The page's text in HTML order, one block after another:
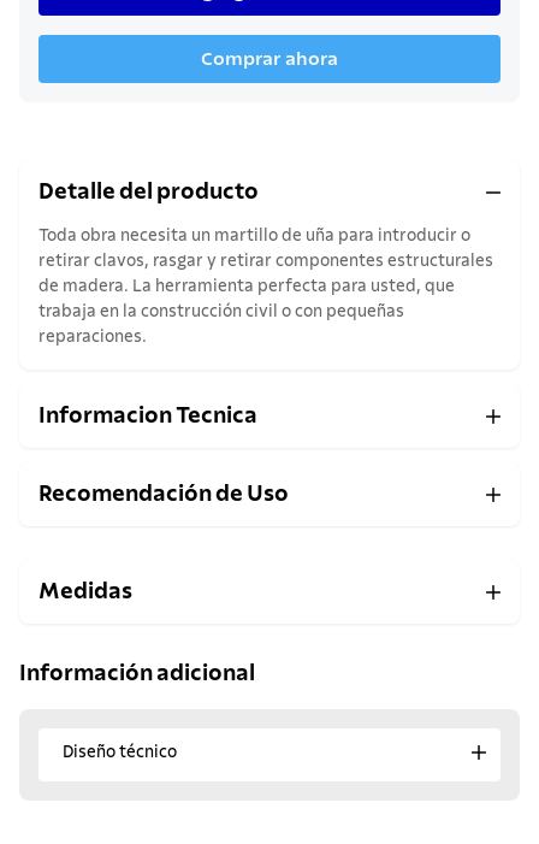
Comprar ahora
Detalle del producto
Toda obra necesita un martillo de uña para introducir o
retirar clavos, rasgar y retirar componentes estructurales
de madera. La herramienta perfecta para usted, que
trabaja en la construcción civil o con pequeñas
reparaciones.
Informacion Tecnica
Recomendación de Uso
Medidas
Información adicional
Diseño técnico